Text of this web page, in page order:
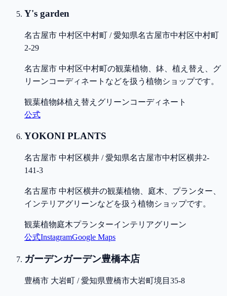
Y's garden
名古屋市 中村区中村町 / 愛知県名古屋市中村区中村町
2-29
名古屋市 中村区中村町の観葉植物、鉢、植え替え、グ
リーンコーディネートなどを扱う植物ショップです。
観葉植物鉢植え替え グリーンコーディネート
公式
YOKONI PLANTS
名古屋市 中村区横井 / 愛知県名古屋市中村区横井2-
141-3
名古屋市 中村区横井の観葉植物、庭木、プランター、
インテリアグリーンなどを扱う植物ショップです。
観葉植物庭木プランターインテリアグリーン
公式InstagramGoogle Maps
ガーデンガーデン豊橋本店
豊橋市 大岩町 / 愛知県豊橋市大岩町境目35-8